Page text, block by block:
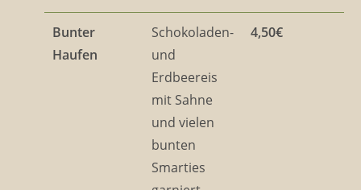
Bunter
Haufen
Schokoladen-
und
Erdbeereis
mit Sahne
und vielen
bunten
Smarties
4,50€